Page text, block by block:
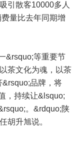
引散客10000多人
量比去年同期增
&rsquo;等重要节
茶文化为魂，以茶
品牌，将
，持续让&lsquo;
。&rdquo;陕
胡升旭说。